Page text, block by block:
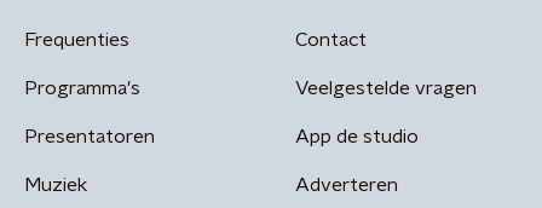
Frequenties
Programma's
Presentatoren
Muziek
Contact
Veelgestelde vragen
App de studio
Adverteren